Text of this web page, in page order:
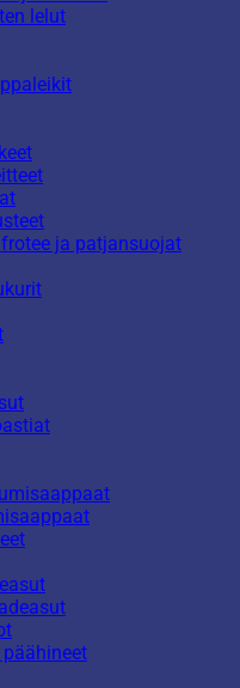
lelut
ja patjansuojat